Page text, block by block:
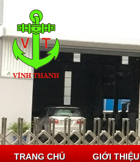
TRANG CHỦ GIỚI THIỆU